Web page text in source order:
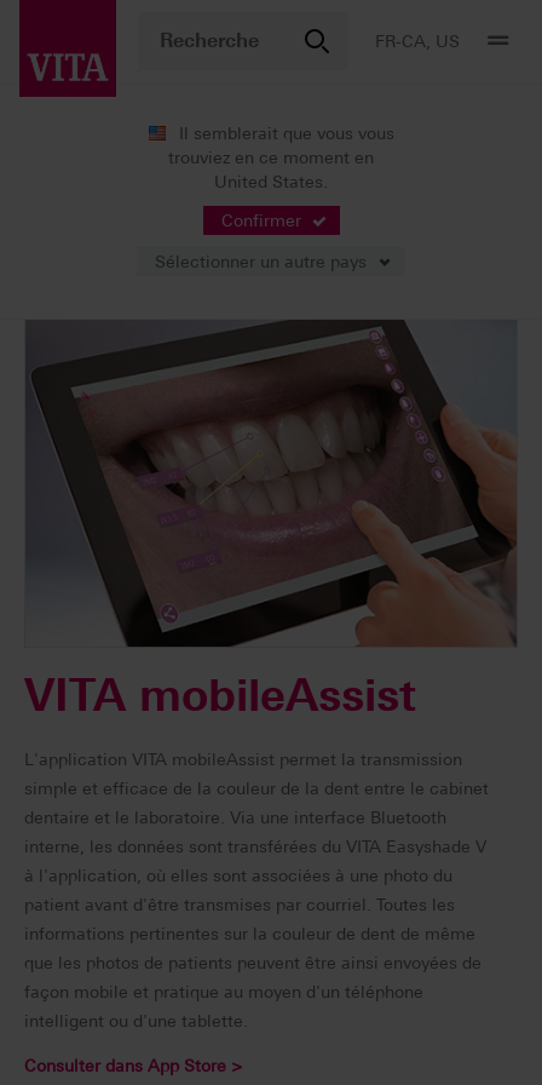
FR-CA, US
Il semblerait que vous vous
trouviez en ce moment en
United States.
Confirmer
Sélectionner un autre pays
Détermination de la couleur
VITA mobileAssist & VITA mobileAssist +
VITA mobileAssist
L'application VITA mobileAssist permet la transmission
simple et efficace de la couleur de la dent entre le cabinet
dentaire et le laboratoire. Via une interface Bluetooth
interne, les données sont transférées du VITA Easyshade V
à l'application, où elles sont associées à une photo du
patient avant d'être transmises par courriel. Toutes les
informations pertinentes sur la couleur de dent de même
que les photos de patients peuvent être ainsi envoyées de
façon mobile et pratique au moyen d'un téléphone
intelligent ou d'une tablette.
Consulter dans App Store >